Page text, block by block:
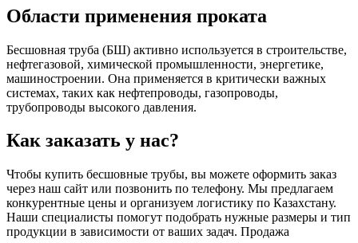
Области применения проката
Бесшовная труба (БШ) активно используется в строительстве,
нефтегазовой, химической промышленности, энергетике,
машиностроении. Она применяется в критически важных
системах, таких как нефтепроводы, газопроводы,
трубопроводы высокого давления.
Как заказать у нас?
Чтобы купить бесшовные трубы, вы можете оформить заказ
через наш сайт или позвонить по телефону. Мы предлагаем
конкурентные цены и организуем логистику по Казахстану.
Наши специалисты помогут подобрать нужные размеры и тип
продукции в зависимости от ваших задач. Продажа